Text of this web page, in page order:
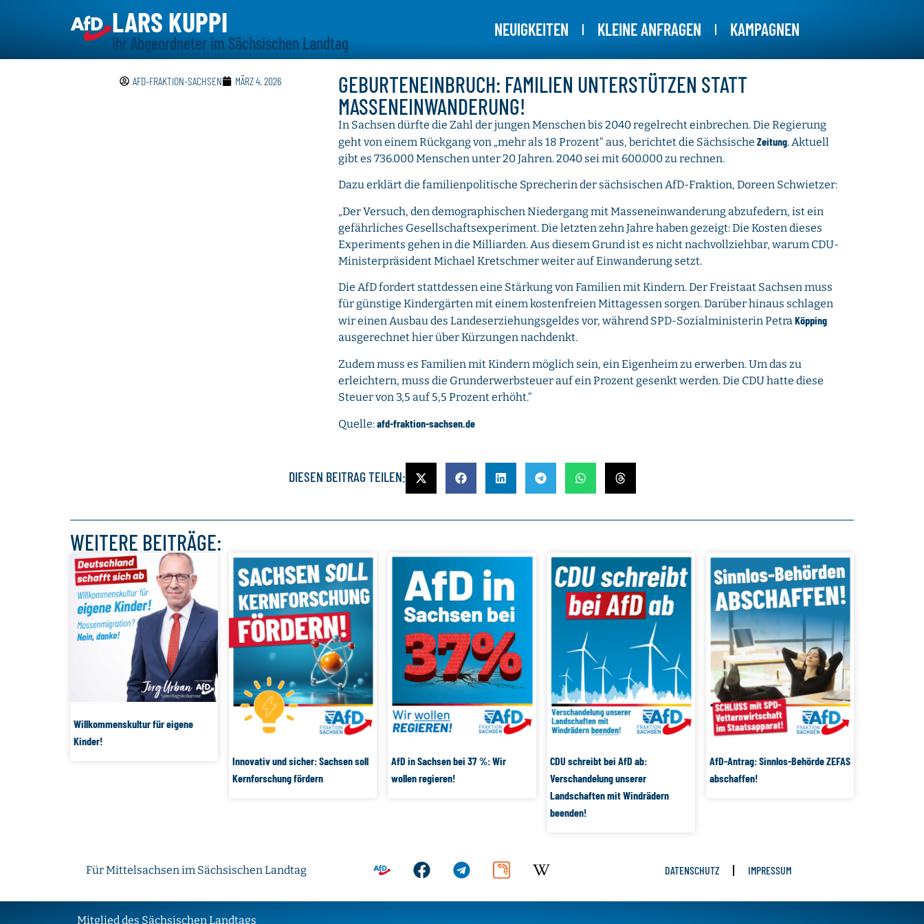
LARS KUPPI
Ihr Abgeordneter im Sächsischen Landtag
NEUIGKEITEN KLEINE ANFRAGEN KAMPAGNEN
AFD-FRAKTION-SACHSEN MÄRZ 4, 2026
GEBURTENEINBRUCH: FAMILIEN UNTERSTÜTZEN STATT
MASSENEINWANDERUNG!
In Sachsen dürfte die Zahl der jungen Menschen bis 2040 regelrecht einbrechen. Die Regierung
geht von einem Rückgang von „mehr als 18 Prozent“ aus, berichtet die Sächsische Zeitung. Aktuell
gibt es 736.000 Menschen unter 20 Jahren. 2040 sei mit 600.000 zu rechnen.
Dazu erklärt die familienpolitische Sprecherin der sächsischen AfD-Fraktion, Doreen Schwietzer:
„Der Versuch, den demographischen Niedergang mit Masseneinwanderung abzufedern, ist ein
gefährliches Gesellschaftsexperiment. Die letzten zehn Jahre haben gezeigt: Die Kosten dieses
Experiments gehen in die Milliarden. Aus diesem Grund ist es nicht nachvollziehbar, warum CDU-
Ministerpräsident Michael Kretschmer weiter auf Einwanderung setzt.
Die AfD fordert stattdessen eine Stärkung von Familien mit Kindern. Der Freistaat Sachsen muss
für günstige Kindergärten mit einem kostenfreien Mittagessen sorgen. Darüber hinaus schlagen
wir einen Ausbau des Landeserziehungsgeldes vor, während SPD-Sozialministerin PetraKöpping
ausgerechnet hier über Kürzungen nachdenkt.
Zudem muss es Familien mit Kindern möglich sein, ein Eigenheim zu erwerben. Um das zu
erleichtern, muss die Grunderwerbsteuer auf ein Prozent gesenkt werden. Die CDU hatte diese
Steuer von 3,5 auf 5,5 Prozent erhöht.“
Quelle:afd-fraktion-sachsen.de
DIESEN BEITRAG TEILEN:
WEITERE BEITRÄGE:
Willkommenskultur für eigene
Kinder!
Innovativ und sicher: Sachsen soll
Kernforschung fördern
AfD in Sachsen bei 37 %: Wir
wollen regieren!
CDU schreibt bei AfD ab:
Verschandelung unserer
Landschaften mit Windrädern
beenden!
AfD-Antrag: Sinnlos-Behörde ZEFAS
abschaffen!
Für Mittelsachsen im Sächsischen Landtag DATENSCHUTZ IMPRESSUM
Mitglied des Sächsischen Landtags